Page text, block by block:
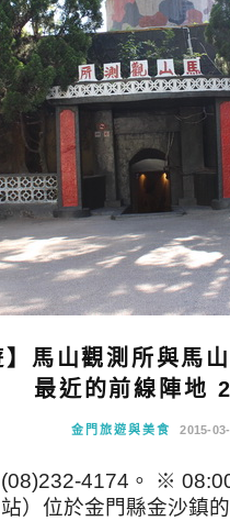
】馬山觀測所與馬
最近的前線陣地
金門旅遊與美食 2015-
4174。 ※
）位於金門縣金沙鎮